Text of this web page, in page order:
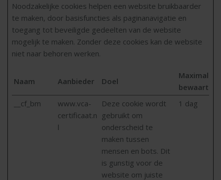
Noodzakelijke cookies helpen een website bruikbaarder
te maken, door basisfuncties als paginanavigatie en
toegang tot beveiligde gedeelten van de website
mogelijk te maken. Zonder deze cookies kan de website
niet naar behoren werken.
Naam Aanbieder Doel
Maximale
__cf_bm
www.vca-
certificaat.n
l
Deze cookie wordt
gebruikt om
onderscheid te
maken tussen
mensen en bots. Dit
is gunstig voor de
website om juiste
1 dag